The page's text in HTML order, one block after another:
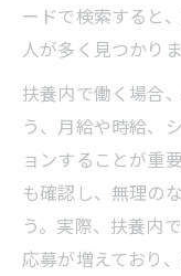
ードで検索すると
人が多く見つかりま
扶養内で働く場合
う、月給や時給、
ョンすることが重
も確認し、無理の
う。実際、扶養内
応募が増えており